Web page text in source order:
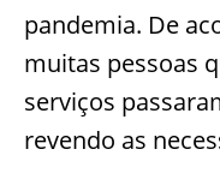
pandemia. De
muitas pessoas
serviços
revendo as